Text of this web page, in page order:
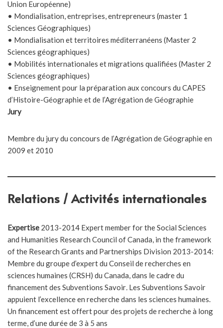
Union Européenne)
• Mondialisation, entreprises, entrepreneurs (master 1
Sciences Géographiques)
• Mondialisation et territoires méditerranéens (Master 2
Sciences géographiques)
• Mobilités internationales et migrations qualifiées (Master 2
Sciences géographiques)
• Enseignement pour la préparation aux concours du CAPES
d’Histoire-Géographie et de l’Agrégation de Géographie
Jury
Membre du jury du concours de l’Agrégation de Géographie en
2009 et 2010
Relations / Activités internationales
Expertise 2013-2014 Expert member for the Social Sciences
and Humanities Research Council of Canada, in the framework
of the Research Grants and Partnerships Division 2013-2014:
Membre du groupe d’expert du Conseil de recherches en
sciences humaines (CRSH) du Canada, dans le cadre du
financement des Subventions Savoir. Les Subventions Savoir
appuient l’excellence en recherche dans les sciences humaines.
Un financement est offert pour des projets de recherche à long
terme, d’une durée de 3 à 5 ans